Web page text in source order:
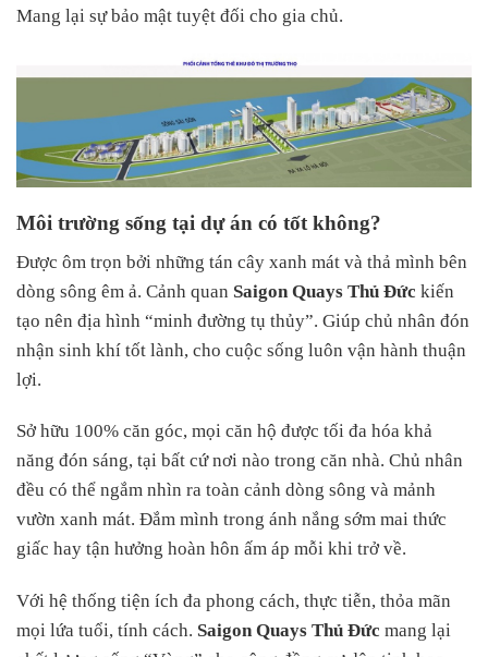
Mang lại sự bảo mật tuyệt đối cho gia chủ.
Môi trường sống tại dự án có tốt không?
Được ôm trọn bởi những tán cây xanh mát và thả mình bên
dòng sông êm ả. Cảnh quan Saigon Quays Thủ Đức kiến
tạo nên địa hình “minh đường tụ thủy”. Giúp chủ nhân đón
nhận sinh khí tốt lành, cho cuộc sống luôn vận hành thuận
lợi.
Sở hữu 100% căn góc, mọi căn hộ được tối đa hóa khả
năng đón sáng, tại bất cứ nơi nào trong căn nhà. Chủ nhân
đều có thể ngắm nhìn ra toàn cảnh dòng sông và mảnh
vườn xanh mát. Đắm mình trong ánh nắng sớm mai thức
giấc hay tận hưởng hoàn hôn ấm áp mỗi khi trở về.
Với hệ thống tiện ích đa phong cách, thực tiễn, thỏa mãn
mọi lứa tuổi, tính cách. Saigon Quays Thủ Đức mang lại